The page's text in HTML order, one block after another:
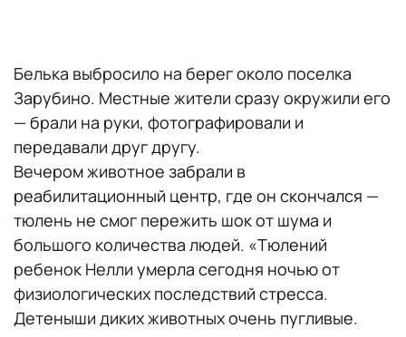
Белька выбросило на берег около поселка
Зарубино. Местные жители сразу окружили его
— брали на руки, фотографировали и
передавали друг другу.
Вечером животное забрали в
реабилитационный центр, где он скончался —
тюлень не смог пережить шок от шума и
большого количества людей. «Тюлений
ребенок Нелли умерла сегодня ночью от
физиологических последствий стресса.
Детеныши диких животных очень пугливые.